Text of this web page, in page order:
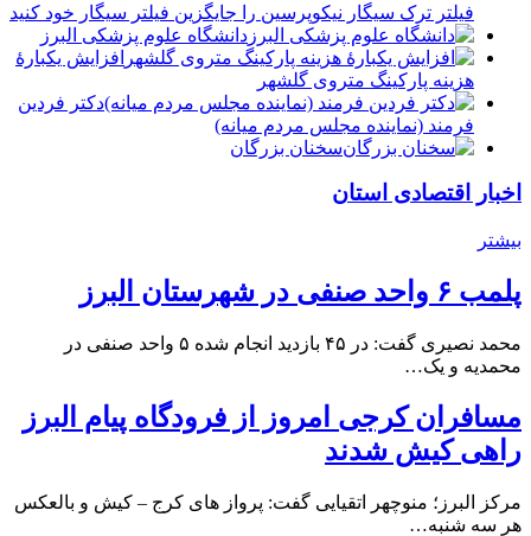
فیلتر ترک سیگار نیکوپرسین را جایگزین فیلتر سیگار خود کنید
دانشگاه علوم پزشکی البرز
افزایش یکبارۀ
هزینه پارکینگ متروی گلشهر
دكتر فردين
فرمند (نماينده مجلس مردم میانه)
سخنان بزرگان
اخبار اقتصادی استان
بیشتر
پلمب ۶ واحد صنفی در شهرستان البرز
محمد نصیری گفت: در ۴۵ بازدید انجام شده ۵ واحد صنفی در
محمدیه و یک…
مسافران کرجی امروز از فرودگاه پیام البرز
راهی کیش شدند
مرکز البرز؛ منوچهر اتقیایی گفت: پرواز های کرج – کیش و بالعکس
هر سه شنبه…